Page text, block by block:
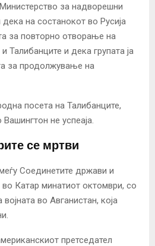
за надворешни
на состанокот во Русија
за повторно отворање на
Талибанците и дека групата ја
за продолжување на
посета на Талибанците,
не успеаја.
се мртви
Соединетите држави и
Катар минатиот октомври, со
во Авганистан, која
претседател